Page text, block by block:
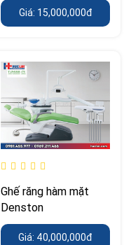
Giá: 15,000,000đ
Ghế răng hàm mặt
Denston
Giá: 40,000,000đ